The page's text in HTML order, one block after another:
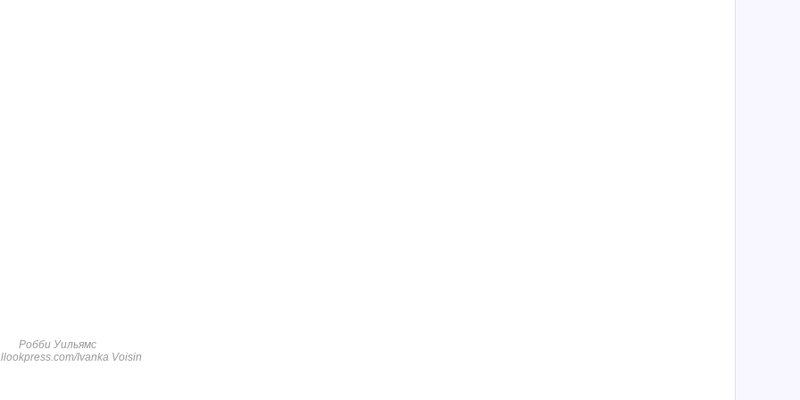
Робби Уильямс
Ivanka Voisin